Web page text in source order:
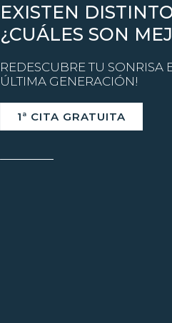
EXISTEN
¿CUÁLES SON
REDESCUBRE TU SONRISA
ÚLTIMA GENERACIÓN!
1ª CITA GRATUITA